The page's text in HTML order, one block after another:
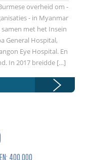
overheid om -
- in Myanmar
met het Insein
General Hospital,
Eye Hospital. En
In 2017 breidde […]
400,000